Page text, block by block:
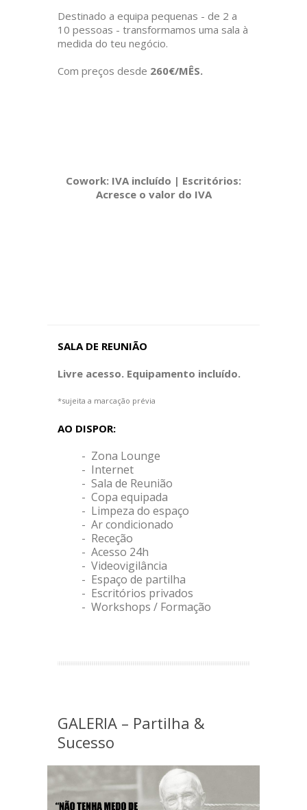
Destinado a equipa pequenas - de 2 a
10 pessoas - transformamos uma sala à
medida do teu negócio.
Com preços desde 260€/MÊS.
Cowork: IVA incluído | Escritórios:
Acresce o valor do IVA
SALA DE REUNIÃO
Livre acesso. Equipamento incluído.
*sujeita a marcação prévia
AO DISPOR:
- Zona Lounge
- Internet
- Sala de Reunião
- Copa equipada
- Limpeza do espaço
- Ar condicionado
- Receção
- Acesso 24h
- Videovigilância
- Espaço de partilha
- Escritórios privados
- Workshops / Formação
GALERIA – Partilha &
Sucesso